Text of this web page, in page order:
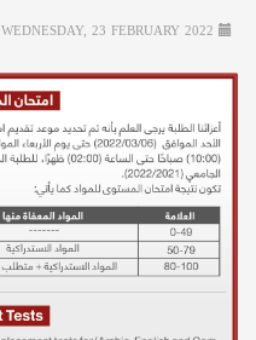
WEDNESDAY, 23 FEBRUARY 2022